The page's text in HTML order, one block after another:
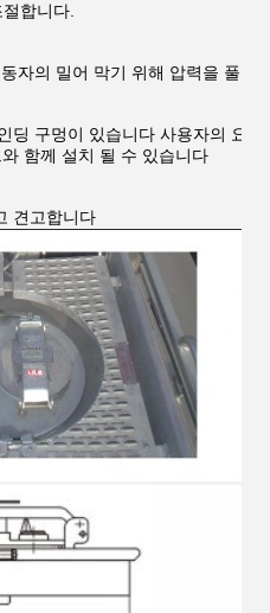
합니다.
자의 밀어 막기 위해 압력을 풀 것
딩 구멍이 있습니다 사용자의 요
함께 설치 될 수 있습니다
견고합니다